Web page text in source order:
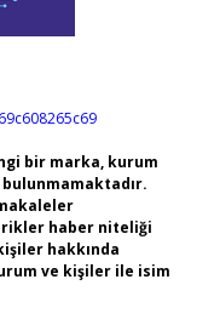
bir marka, kurum
haber niteliği
hakkında
ve kişiler ile isim